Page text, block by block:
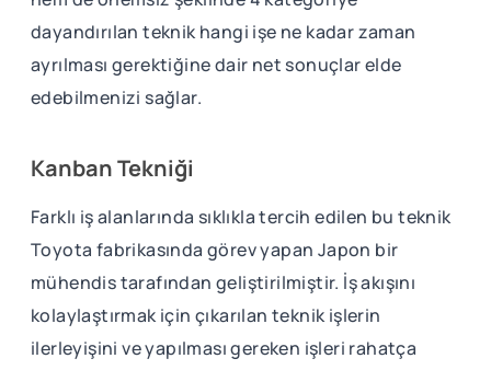
dayandırılan teknik hangi işe ne kadar zaman
ayrılması gerektiğine dair net sonuçlar elde
edebilmenizi sağlar.
Kanban Tekniği
Farklı iş alanlarında sıklıkla tercih edilen bu teknik
Toyota fabrikasında görev yapan Japon bir
mühendis tarafından geliştirilmiştir. İş akışını
kolaylaştırmak için çıkarılan teknik işlerin
ilerleyişini ve yapılması gereken işleri rahatça